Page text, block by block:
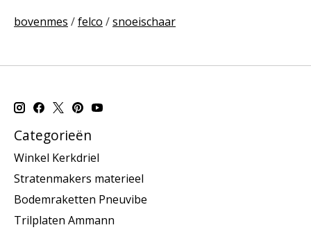
bovenmes /felco /snoeischaar
Categorieën
Winkel Kerkdriel
Stratenmakers materieel
Bodemraketten Pneuvibe
Trilplaten Ammann